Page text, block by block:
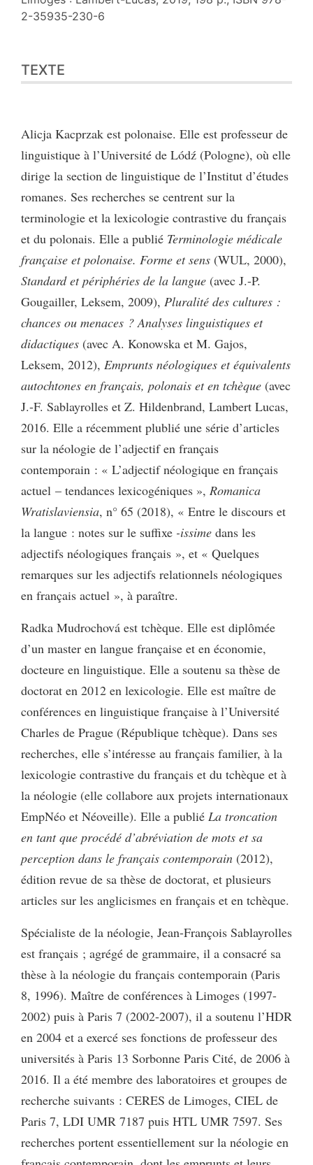
2-35935-230-6
Notes
Citer cet article
TEXTE
Alicja Kacprzak est polonaise. Elle est professeur de
linguistique à l’Université de Lódź (Pologne), où elle
dirige la section de linguistique de l’Institut d’études
romanes. Ses recherches se centrent sur la
terminologie et la lexicologie contrastive du français
et du polonais. Elle a publié Terminologie médicale
française et polonaise. Forme et sens (WUL, 2000),
Standard et périphéries de la langue (avec J.-P.
Gougailler, Leksem, 2009), Pluralité des cultures :
chances ou menaces ? Analyses linguistiques et
didactiques (avec A. Konowska et M. Gajos,
Leksem, 2012), Emprunts néologiques et équivalents
autochtones en français, polonais et en tchèque (avec
J.-F. Sablayrolles et Z. Hildenbrand, Lambert Lucas,
2016. Elle a récemment plublié une série d’articles
sur la néologie de l’adjectif en français
contemporain : « L’adjectif néologique en français
actuel – tendances lexicogéniques », Romanica
Wratislaviensia, n° 65 (2018), « Entre le discours et
la langue : notes sur le suffixe -issime dans les
adjectifs néologiques français », et « Quelques
remarques sur les adjectifs relationnels néologiques
en français actuel », à paraître.
Radka Mudrochová est tchèque. Elle est diplômée
d’un master en langue française et en économie,
docteure en linguistique. Elle a soutenu sa thèse de
doctorat en 2012 en lexicologie. Elle est maître de
conférences en linguistique française à l’Université
Charles de Prague (République tchèque). Dans ses
recherches, elle s’intéresse au français familier, à la
lexicologie contrastive du français et du tchèque et à
la néologie (elle collabore aux projets internationaux
EmpNéo et Néoveille). Elle a publié La troncation
en tant que procédé d’abréviation de mots et sa
perception dans le français contemporain (2012),
édition revue de sa thèse de doctorat, et plusieurs
articles sur les anglicismes en français et en tchèque.
Spécialiste de la néologie, Jean-François Sablayrolles
est français ; agrégé de grammaire, il a consacré sa
thèse à la néologie du français contemporain (Paris
8, 1996). Maître de conférences à Limoges (1997-
2002) puis à Paris 7 (2002-2007), il a soutenu l’HDR
en 2004 et a exercé ses fonctions de professeur des
universités à Paris 13 Sorbonne Paris Cité, de 2006 à
2016. Il a été membre des laboratoires et groupes de
recherche suivants : CERES de Limoges, CIEL de
Paris 7, LDI UMR 7187 puis HTL UMR 7597. Ses
recherches portent essentiellement sur la néologie en